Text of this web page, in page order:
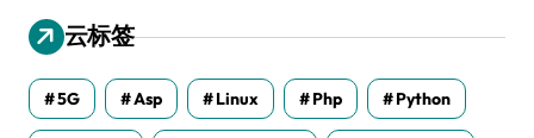
云标签
5G Asp Linux Php Python